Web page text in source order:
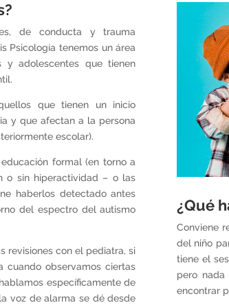
de conducta y trauma
Psicología tenemos un área
y adolescentes que tienen
que tienen un inicio
y que afectan a la persona
escolar).
formal (en torno a
o sin hiperactividad – o las
haberlos detectado antes
del espectro del autismo
revisiones con el pediatra, si
cuando observamos ciertas
específicamente de
voz de alarma se dé desde
¿Qué
Conviene
del niño
tiene el
pero
encontrar